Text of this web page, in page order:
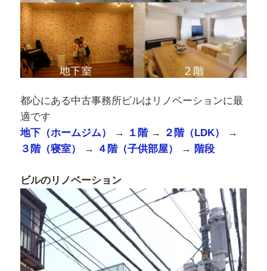
都心にある中古事務所ビルはリノベーションに最
適です
地下（ホームジム）
→ １階→ ２階（LDK）
→
３階（寝室）
→ ４階（子供部屋） → 階段
ビルのリノベーション